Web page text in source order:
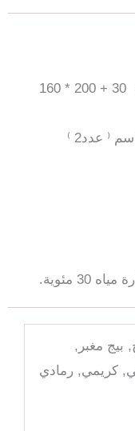
30 + 200 * 160
مئوية.
بيج مغبر,
كريمي, رمادي